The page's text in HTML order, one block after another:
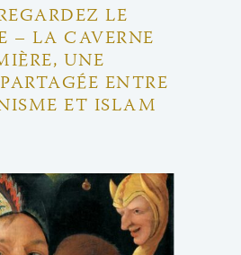
LE
– LA CAVERNE
UNE
ENTRE
ET ISLAM